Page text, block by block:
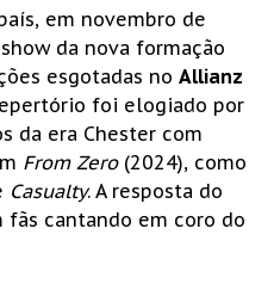
em novembro de
da nova formação
esgotadas no Allianz
foi elogiado por
da era Chester com
From Zero(2024), como
Casualty. A resposta do
cantando em coro do